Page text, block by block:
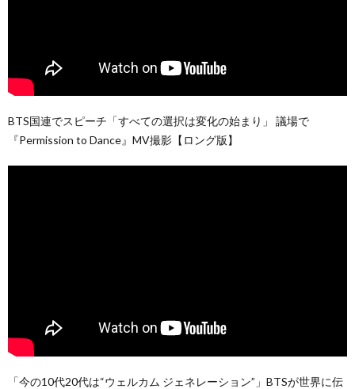
BTS国連でスピーチ「すべての選択は変化の始まり」 議場で
『Permission to Dance』MV撮影【ロング版】
「今の10代20代は“ウェルカム ジェネレーション”」BTSが世界に伝